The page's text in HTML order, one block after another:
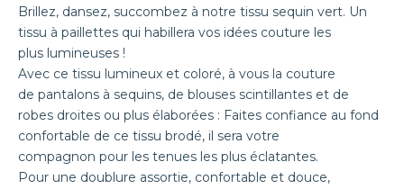
Brillez, dansez, succombez à notre tissu sequin vert. Un
tissu à paillettes qui habillera vos idées couture les
plus lumineuses !
Avec ce tissu lumineux et coloré, à vous la couture
de pantalons à sequins, de blouses scintillantes et de
robes droites ou plus élaborées : Faites confiance au fond
confortable de ce tissu brodé, il sera votre
compagnon pour les tenues les plus éclatantes.
Pour une doublure assortie, confortable et douce,